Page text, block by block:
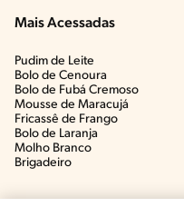
Mais Acessadas
Pudim de Leite
Bolo de Cenoura
Bolo de Fubá Cremoso
Mousse de Maracujá
Fricassê de Frango
Bolo de Laranja
Molho Branco
Brigadeiro